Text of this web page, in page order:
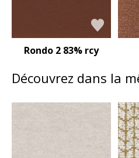
Rondo 2 83% rcy
Découvrez dans la